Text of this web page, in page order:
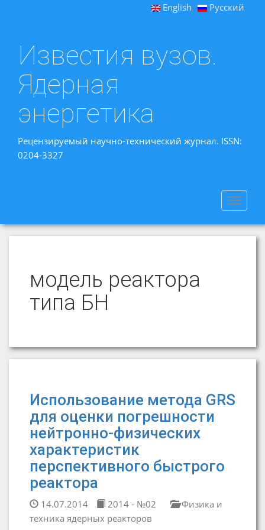
English Русский
Известия вузов.
Ядерная
энергетика
Рецензируемый научно-технический журнал. ISSN:
0204-3327
Toggle
модель реактора
типа БН
Использование метода GRS
для оценки погрешности
нейтронно-физических
характеристик
перспективного быстрого
реактора
14.07.2014 2014 - №02
Физика и
техника ядерных реакторов